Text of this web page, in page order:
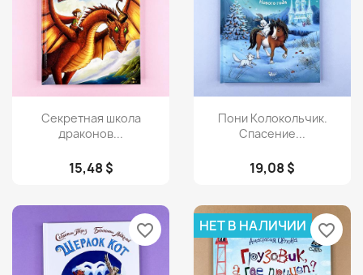
Просмотр
Секретная школа
драконов...
15,48 $
Просмотр
Пони Колокольчик.
Спасение...
19,08 $
favorite_border НЕТ В НАЛИЧИИ favorite_border